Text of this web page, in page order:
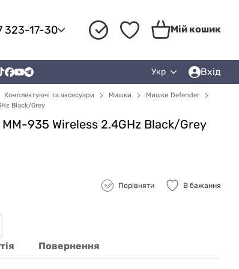
323-17-30 Мій кошик
Укр Вхід
Комплектуючі та аксесуари Мишки
Мишки Defender
Black/Grey
935 Wireless 2.4GHz Black/Grey
Порівняти В бажання
Повернення